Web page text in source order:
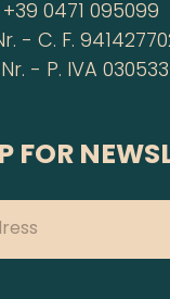
+39 0471 095099
- C. F.
- P. IVA
FOR